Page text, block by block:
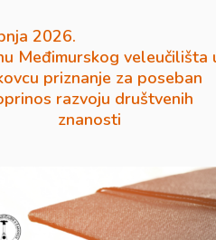
2026.
Međimurskog veleučilišta
priznanje za poseban
razvoju društvenih
znanosti